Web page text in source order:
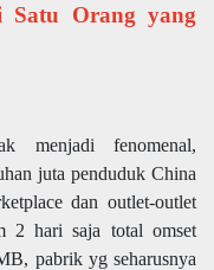
Orang yang
menjadi fenomenal,
juta penduduk China
dan outlet-outlet
2 hari saja total omset
pabrik yg seharusnya